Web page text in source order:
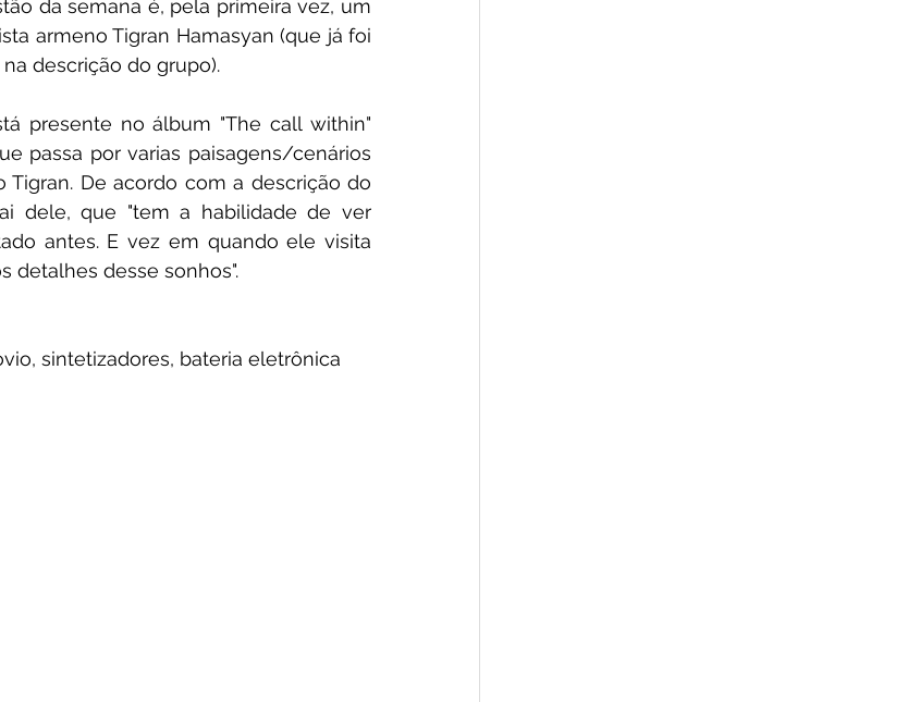
da semana é, pela primeira vez, um
armeno Tigran Hamasyan (que já foi
descrição do grupo).
presente no álbum "The call within"
passa por varias paisagens/cenários
De acordo com a descrição do
dele, que "tem a habilidade de ver
antes. E vez em quando ele visita
detalhes desse sonhos".
sintetizadores, bateria eletrônica